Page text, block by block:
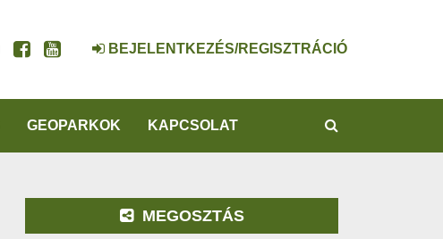
BEJELENTKEZÉS/REGISZTRÁCIÓ
GEOPARKOK KAPCSOLAT
MEGOSZTÁS